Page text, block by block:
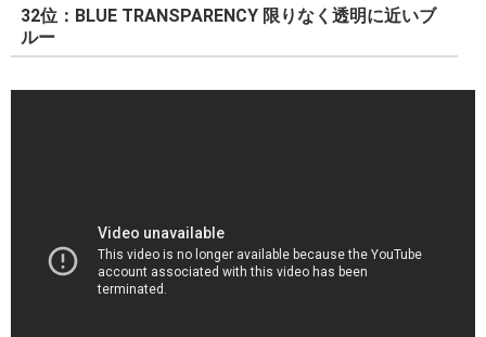
32位：BLUE TRANSPARENCY 限りなく透明に近いブ
ルー